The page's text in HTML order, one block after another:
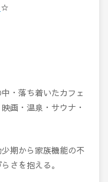
☆
・落ち着いたカフェ
画・温泉・サウナ・
期から家族機能の不
さを抱える。